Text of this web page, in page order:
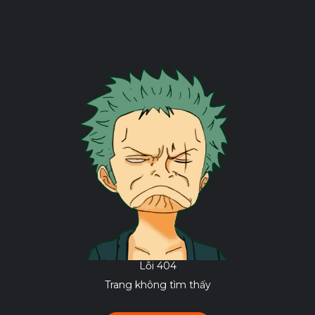
Lỗi 404
Trang không tìm thấy